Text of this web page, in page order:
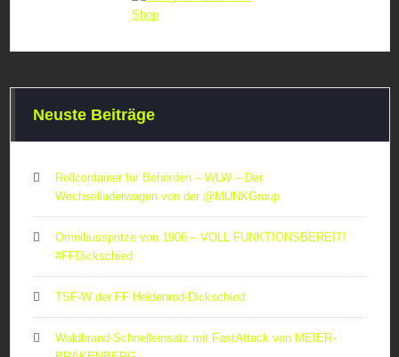
Neuste Beiträge
Rollcontainer für Behörden – WLW – Der
Wechselladerwagen von der ‪@MUNKGroup‬
Omnibusspritze von 1906 – VOLL FUNKTIONSBEREIT!
#FFDickschied
TSF-W der FF Heidenrod-Dickschied
Waldbrand-Schnelleinsatz mit FastAttack von MEIER-